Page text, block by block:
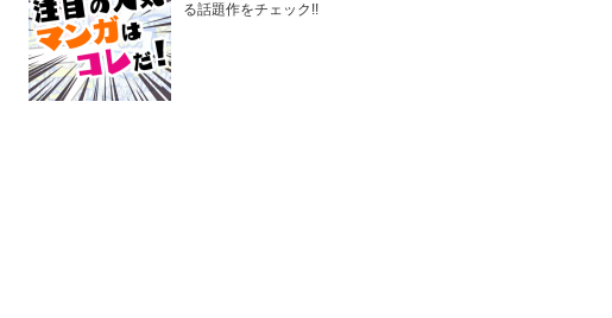
る話題作をチェック!!